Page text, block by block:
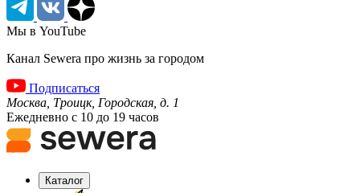
Мы в YouTube
Канал Sewera про жизнь за городом
Подписаться
Москва, Троицк, Городская, д. 1
Ежедневно с 10 до 19 часов
Каталог